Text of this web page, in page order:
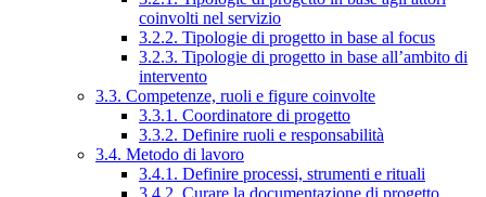
coinvolti nel servizio
3.2.2. Tipologie di progetto in base al focus
3.2.3. Tipologie di progetto in base all’ambito di
intervento
3.3. Competenze, ruoli e figure coinvolte
3.3.1. Coordinatore di progetto
3.3.2. Definire ruoli e responsabilità
3.4. Metodo di lavoro
3.4.1. Definire processi, strumenti e rituali
3.4.2. Curare la documentazione di progetto